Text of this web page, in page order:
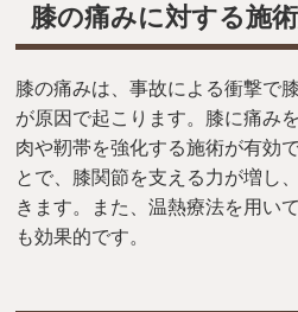
膝の痛みに対する施
膝の痛みは、事故による衝撃で
が原因で起こります。膝に痛み
肉や靭帯を強化する施術が有効
とで、膝関節を支える力が増し
きます。また、温熱療法を用い
も効果的です。